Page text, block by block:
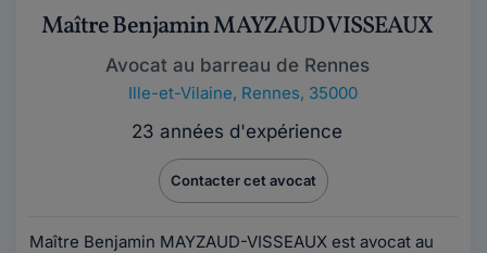
Maître Benjamin MAYZAUD VISSEAUX
Avocat au barreau de Rennes
Ille-et-Vilaine, Rennes, 35000
23 années d'expérience
Contacter cet avocat
Maître Benjamin MAYZAUD-VISSEAUX est avocat au